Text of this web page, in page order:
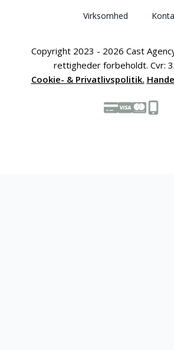
Virksomhed
Copyright 2023 - 2026 Cast
rettigheder forbeholdt. Cvr:
Cookie- & Privatlivspolitik.